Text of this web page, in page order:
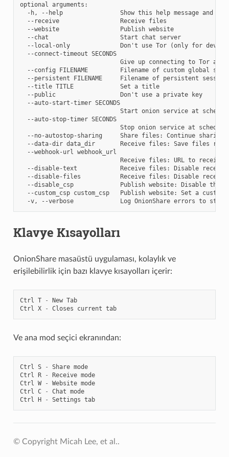
optional arguments:
-h, --help                Show this help message and
  --receive                 Receive files
  --website                 Publish website
  --chat                    Start chat server
--local-only              Don't use Tor (only for
  --connect-timeout SECONDS
Give up connecting to Tor
--config FILENAME         Filename of custom global
  --persistent FILENAME     Filename of persistent session
  --title TITLE             Set a title
  --public                  Don't use a private key
  --auto-start-timer SECONDS
Start onion service at
  --auto-stop-timer SECONDS
Stop onion service at
--no-autostop-sharing     Share files: Continue
--data-dir data_dir       Receive files: Save files
  --webhook-url webhook_url
Receive files: URL to receive
--disable-text            Receive files: Disable
--disable-files           Receive files: Disable
--disable_csp             Publish website: Disable the
--custom_csp custom_csp   Publish website: Set a custom
Klavye Kısayolları
OnionShare masaüstü uygulaması, kolaylık ve
erişilebilirlik için bazı klavye kısayolları içerir:
Ctrl T - New Tab
Ctrl X - Closes current tab
Ve ana mod seçici ekranından:
Ctrl S - Share mode
Ctrl R - Receive mode
Ctrl W - Website mode
Ctrl C - Chat mode
Ctrl H - Settings tab
© Copyright Micah Lee, et al..